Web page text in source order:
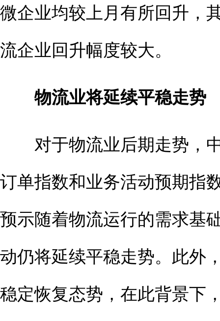
微企业均较上月有所回升，
流企业回升幅度较大。
物流业将延续平稳走势
对于物流业后期走势，
订单指数和业务活动预期指
预示随着物流运行的需求基
动仍将延续平稳走势。此外
稳定恢复态势，在此背景下